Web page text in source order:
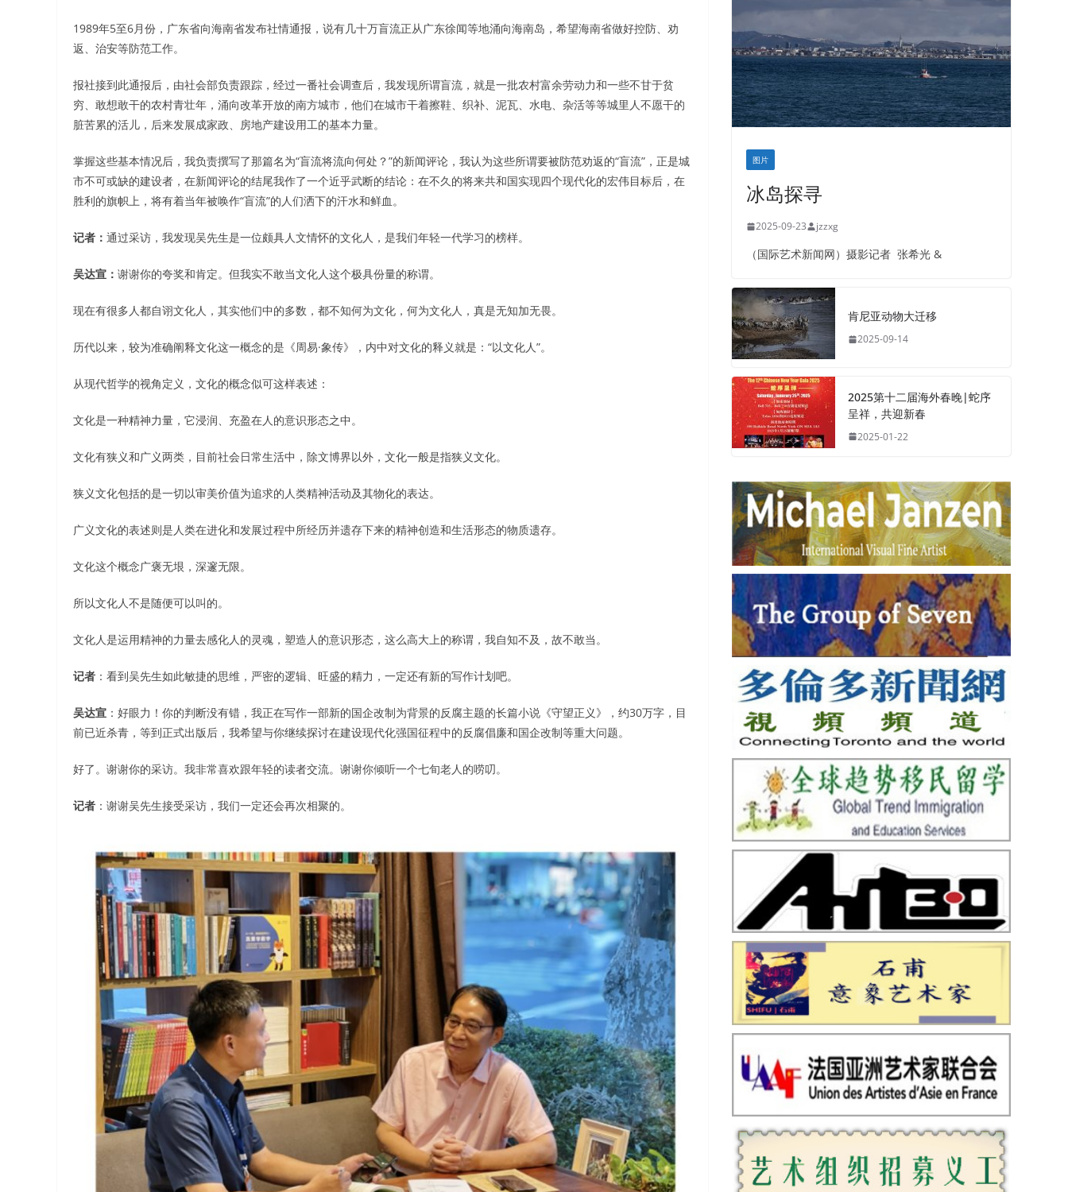
1989年5至6月份，广东省向海南省发布社情通报，说有几十万盲流正从广东徐闻等地涌向海南岛，希望海南省做好控防、劝
返、治安等防范工作。
报社接到此通报后，由社会部负责跟踪，经过一番社会调查后，我发现所谓盲流，就是一批农村富余劳动力和一些不甘于贫
穷、敢想敢干的农村青壮年，涌向改革开放的南方城市，他们在城市干着擦鞋、织补、泥瓦、水电、杂活等等城里人不愿干的
脏苦累的活儿，后来发展成家政、房地产建设用工的基本力量。
掌握这些基本情况后，我负责撰写了那篇名为“盲流将流向何处？”的新闻评论，我认为这些所谓要被防范劝返的“盲流”，正是城
市不可或缺的建设者，在新闻评论的结尾我作了一个近乎武断的结论：在不久的将来共和国实现四个现代化的宏伟目标后，在
胜利的旗帜上，将有着当年被唤作“盲流”的人们洒下的汗水和鲜血。
记者： 通过采访，我发现吴先生是一位颇具人文情怀的文化人，是我们年轻一代学习的榜样。
吴达宣： 谢谢你的夸奖和肯定。但我实不敢当文化人这个极具份量的称谓。
现在有很多人都自诩文化人，其实他们中的多数，都不知何为文化，何为文化人，真是无知加无畏。
历代以来，较为准确阐释文化这一概念的是《周易·象传》，内中对文化的释义就是：“以文化人”。
从现代哲学的视角定义，文化的概念似可这样表述：
文化是一种精神力量，它浸润、充盈在人的意识形态之中。
文化有狭义和广义两类，目前社会日常生活中，除文博界以外，文化一般是指狭义文化。
狭义文化包括的是一切以审美价值为追求的人类精神活动及其物化的表达。
广义文化的表述则是人类在进化和发展过程中所经历并遗存下来的精神创造和生活形态的物质遗存。
文化这个概念广褒无垠，深邃无限。
所以文化人不是随便可以叫的。
文化人是运用精神的力量去感化人的灵魂，塑造人的意识形态，这么高大上的称谓，我自知不及，故不敢当。
记者 ：看到吴先生如此敏捷的思维，严密的逻辑、旺盛的精力，一定还有新的写作计划吧。
吴达宣 ：好眼力！你的判断没有错，我正在写作一部新的国企改制为背景的反腐主题的长篇小说《守望正义》，约30万字，目
前已近杀青，等到正式出版后，我希望与你继续探讨在建设现代化强国征程中的反腐倡廉和国企改制等重大问题。
好了。谢谢你的采访。我非常喜欢跟年轻的读者交流。谢谢你倾听一个七旬老人的唠叨。
记者 ：谢谢吴先生接受采访，我们一定还会再次相聚的。
图片
冰岛探寻
2025-09-23 jzzxg
（国际艺术新闻网）摄影记者 张希光 &
肯尼亚动物大迁移
2025-09-14
2025第十二届海外春晚|蛇序
呈祥，共迎新春
2025-01-22